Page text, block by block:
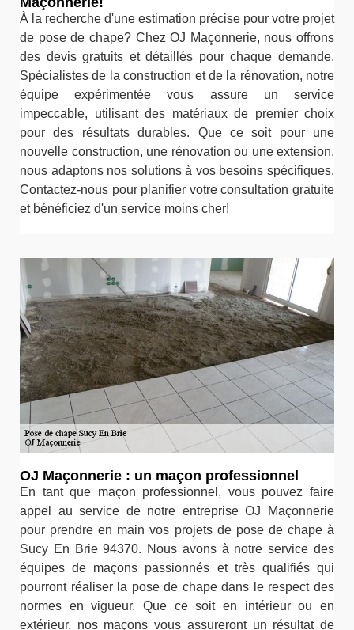
À la recherche d'une estimation précise pour votre projet
de pose de chape? Chez OJ Maçonnerie, nous offrons
des devis gratuits et détaillés pour chaque demande.
Spécialistes de la construction et de la rénovation, notre
équipe expérimentée vous assure un service
impeccable, utilisant des matériaux de premier choix
pour des résultats durables. Que ce soit pour une
nouvelle construction, une rénovation ou une extension,
nous adaptons nos solutions à vos besoins spécifiques.
Contactez-nous pour planifier votre consultation gratuite
et bénéficiez d'un service moins cher!
OJ Maçonnerie : un maçon professionnel
En tant que maçon professionnel, vous pouvez faire
appel au service de notre entreprise OJ Maçonnerie
pour prendre en main vos projets de pose de chape à
Sucy En Brie 94370. Nous avons à notre service des
équipes de maçons passionnés et très qualifiés qui
pourront réaliser la pose de chape dans le respect des
normes en vigueur. Que ce soit en intérieur ou en
extérieur, nos maçons vous assureront un résultat de